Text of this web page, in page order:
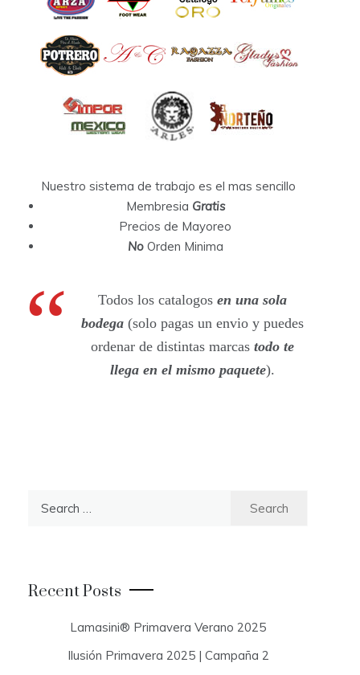
Nuestro sistema de trabajo es el mas sencillo
Membresia Gratis
Precios de Mayoreo
NoOrden Minima
Todos los catalogos en una sola
bodega (solo pagas un envio y puedes
ordenar de distintas marcastodo te
llega en el mismo paquete).
r
Recent Posts
Lamasini® Primavera Verano 2025
Ilusión Primavera 2025 | Campaña 2